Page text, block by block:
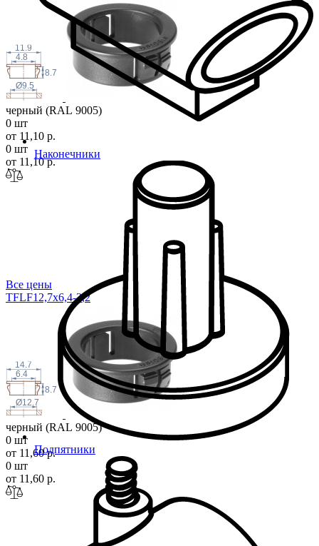
Наконечники
Подпятники
8.7
Ø9.5
4.8
11.9
черный (RAL 9005)
0 шт
от 11,10 р.
0 шт
от 11,10 р.
Все цены
TFLF12,7x6,4-3,2
8.7
Ø12.7
6.4
14.7
черный (RAL 9005)
0 шт
от 11,60 р.
0 шт
от 11,60 р.